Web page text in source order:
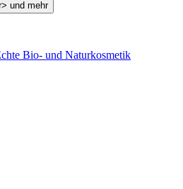
Bio- und Naturkosmetik